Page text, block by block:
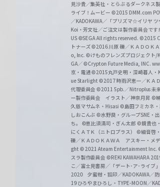
見沙貴／集英社・とらぶるダークネス
ライブ！ムービー ©2015 DMM.com
／KADOKAWA／「プリズマ☆イリヤ
Koi・芳文社／ご注文は製作委員会です
US ©SEGA All rights reserved. ©2015
トナーズ©2016 川原 礫／ＫＡＤＯＫ
o, Inc. ©けものフレンズプロジェクト/
GA／ ©Crypton Future Media, INC.
京・電通 ©2015丸戸史明・深崎暮人・
ue Starlight ©2017 時雨沢恵一／ＫＡ
代理委員会 ©2011 5pb.／Nitroplus 未
ー製作委員会 イラスト／神奈月昇 ©
久慈マサムネ・Hisasi ©島田フミカネ
しおこんぶ ©水野良・グループSNE・
ち。
©恵比須清司・ぎん太郎 ©鏡貴也
にくＡＴＫ（ニトロプラス） ©細音啓
礫／ＫＡＤＯＫＡＷＡ アスキー・メ
ght © 2021 Ateam Entertainment Inc.
スラ製作委員会 ©REKI KAWAHARA
こ／富士見書房／「デート･ア･ライブ
2020 夕蜜柑・狐印／KADOKAWA／
19 ひろやまひろし・TYPE-MOON／